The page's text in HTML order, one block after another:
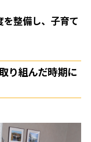
整備し、子育て
り組んだ時期に